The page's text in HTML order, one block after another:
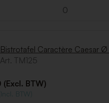
Bistrotafel Caractère Caesar
Art. TM125
BTW)
BTW)